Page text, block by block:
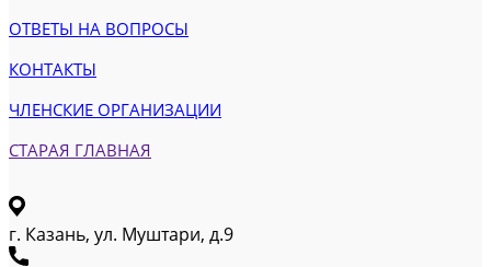
ОТВЕТЫ НА ВОПРОСЫ
КОНТАКТЫ
ЧЛЕНСКИЕ ОРГАНИЗАЦИИ
СТАРАЯ ГЛАВНАЯ
г. Казань, ул. Муштари, д.9